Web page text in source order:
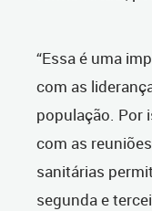
“Essa é uma
com as
população. Por
com as
sanitárias
segunda e